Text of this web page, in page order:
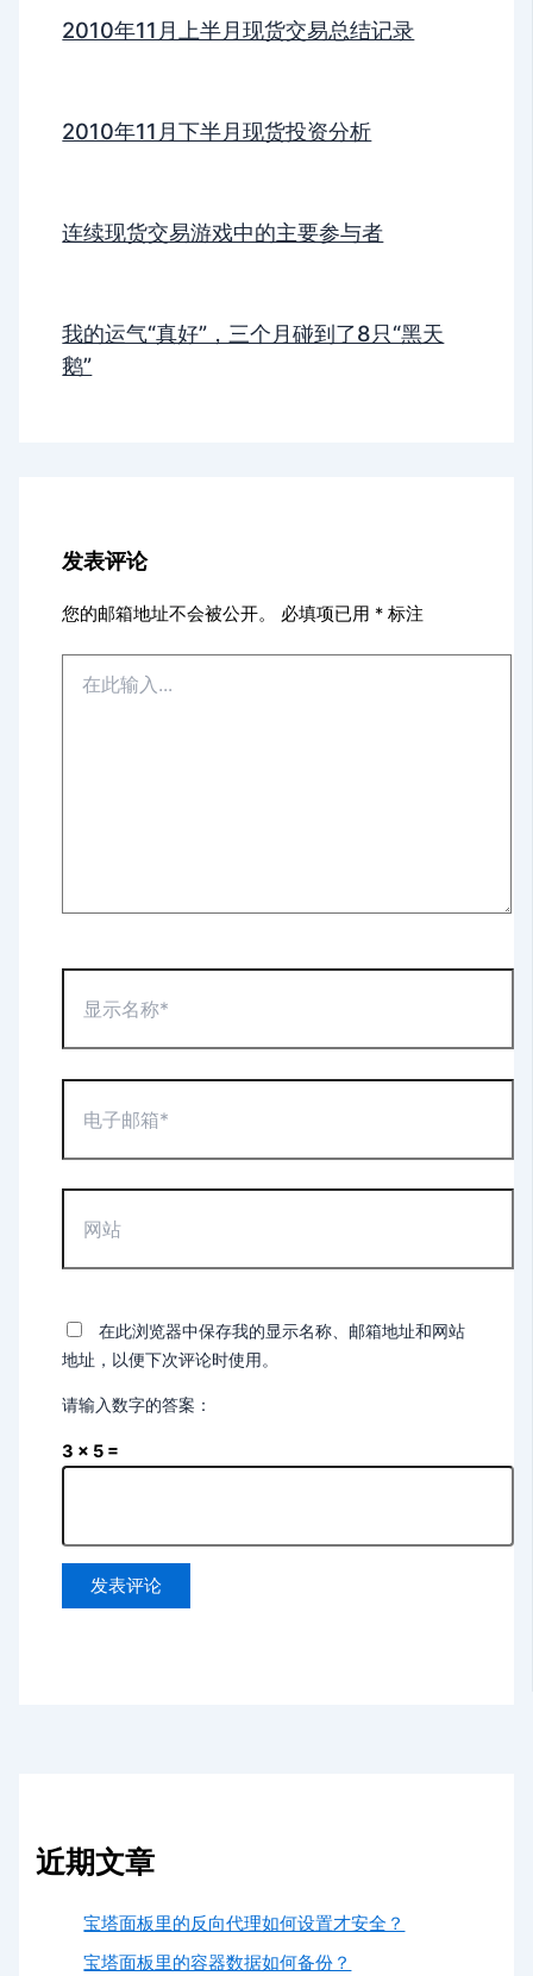
2010年11月上半月现货交易总结记录
2010年11月下半月现货投资分析
连续现货交易游戏中的主要参与者
我的运气“真好”，三个月碰到了8只“黑天
鹅”
发表评论
您的邮箱地址不会被公开。 必填项已用 * 标注
称
箱
*
在此浏览器中保存我的显示名称、邮箱地址和网站
地址，以便下次评论时使用。
请输入数字的答案：
3 × 5 =
近期文章
宝塔面板里的反向代理如何设置才安全？
宝塔面板里的容器数据如何备份？